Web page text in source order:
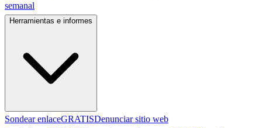
semanal
Herramientas e informes
Sondear enlaceGRATISDenunciar sitio web